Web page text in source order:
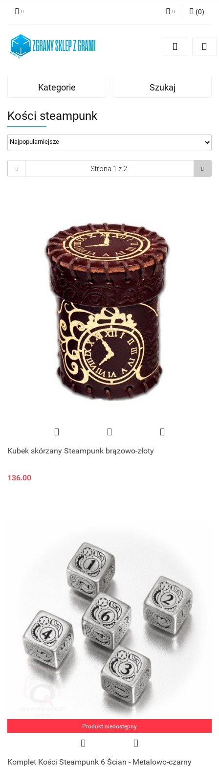
Zarejestruj się
(0)
Kategorie Szukaj
Kości steampunk
Kubek skórzany Steampunk brązowo-złoty
136.00
Produkt niedostępny
Komplet Kości Steampunk 6 Ścian - Metalowo-czarny